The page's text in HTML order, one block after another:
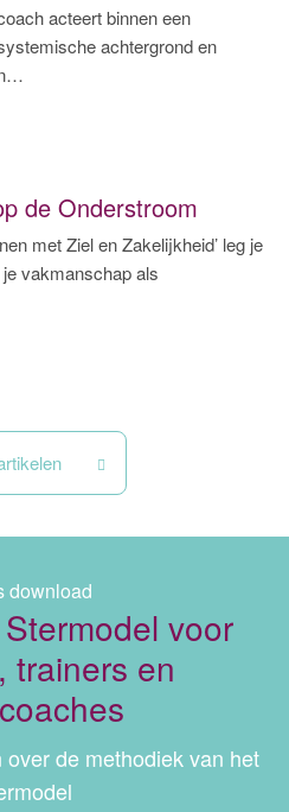
acteert binnen een
achtergrond en
de Onderstroom
met Ziel en Zakelijkheid’ leg je
vakmanschap als
download
voor
trainers en
de methodiek van het